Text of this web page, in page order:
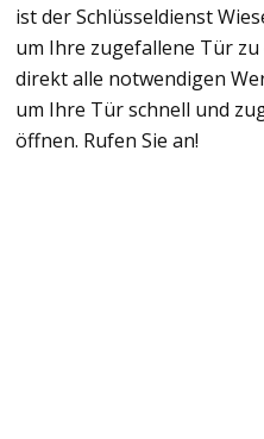
ist der Schlüsseldienst
um Ihre zugefallene Tür
direkt alle notwendigen
um Ihre Tür schnell und
öffnen. Rufen Sie an!